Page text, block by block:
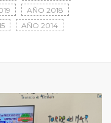
AÑO 2018
AÑO 2014